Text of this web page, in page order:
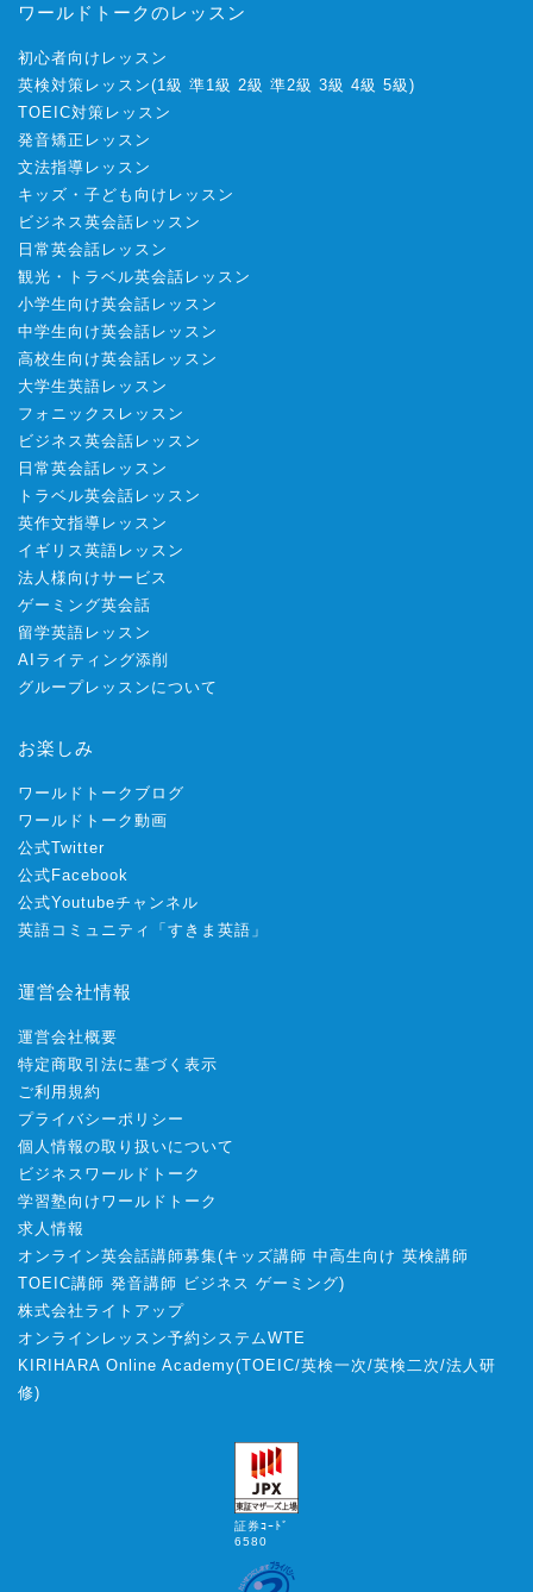
ワールドトークのレッスン
初心者向けレッスン
英検対策レッスン(1級 準1級 2級 準2級 3級 4級 5級 )
TOEIC対策レッスン
発音矯正レッスン
文法指導レッスン
キッズ・子ども向けレッスン
ビジネス英会話レッスン
日常英会話レッスン
観光・トラベル英会話レッスン
小学生向け英会話レッスン
中学生向け英会話レッスン
高校生向け英会話レッスン
大学生英語レッスン
フォニックスレッスン
ビジネス英会話レッスン
日常英会話レッスン
トラベル英会話レッスン
英作文指導レッスン
イギリス英語レッスン
法人様向けサービス
ゲーミング英会話
留学英語レッスン
AIライティング添削
グループレッスンについて
お楽しみ
ワールドトークブログ
ワールドトーク動画
公式Twitter
公式Facebook
公式Youtubeチャンネル
英語コミュニティ「すきま英語」
運営会社情報
運営会社概要
特定商取引法に基づく表示
ご利用規約
プライバシーポリシー
個人情報の取り扱いについて
ビジネスワールドトーク
学習塾向けワールドトーク
求人情報
オンライン英会話講師募集(キッズ講師 中高生向け 英検講師
TOEIC講師 発音講師 ビジネス ゲーミング)
株式会社ライトアップ
オンラインレッスン予約システムWTE
KIRIHARA Online Academy(TOEIC/英検一次/英検二次/法人研
修)
証券ｺｰﾄﾞ
6580